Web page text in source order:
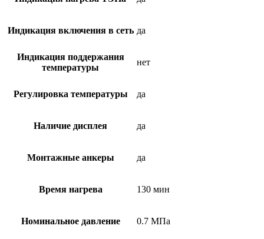
Индикация включения в сеть да
Индикация поддержания
температуры
нет
Регулировка температуры да
Наличие дисплея да
Монтажные анкеры да
Время нагрева 130 мин
Номинальное давление 0.7 МПа